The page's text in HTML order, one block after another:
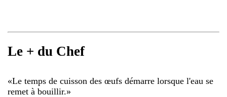
Le + du Chef
«Le temps de cuisson des œufs démarre lorsque l'eau se
remet à bouillir.»